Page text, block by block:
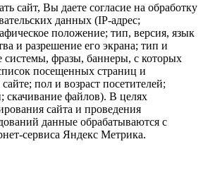
сайт, Вы даете согласие на обработку
данных (IP-адрес;
положение; тип, версия, язык
и разрешение его экрана; тип и
фразы, баннеры, с которых
посещенных страниц и
пол и возраст посетителей;
скачивание файлов). В целях
сайта и проведения
данные обрабатываются с
сервиса Яндекс Метрика.